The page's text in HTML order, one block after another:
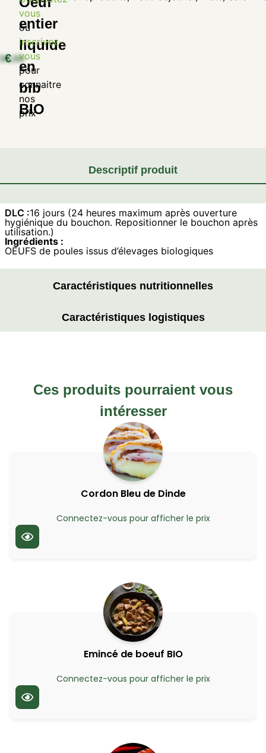
entier
liquide
en
bib
BIO
€
vous
ou
inscrivez-
vous
pour
connaitre
nos
prix
Descriptif produit
Caractéristiques nutritionnelles
Caractéristiques logistiques
DLC :16 jours (24 heures maximum après ouverture
hygiénique du bouchon. Repositionner le bouchon après
utilisation.)
Ingrédients :
OEUFS de poules issus d’élevages biologiques
Ces produits pourraient vous
intéresser
Cordon Bleu de Dinde
Connectez-vous pour afficher le prix
Emincé de boeuf BIO
Connectez-vous pour afficher le prix